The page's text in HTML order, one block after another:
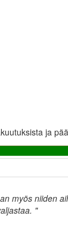
ja
myös niiden
"